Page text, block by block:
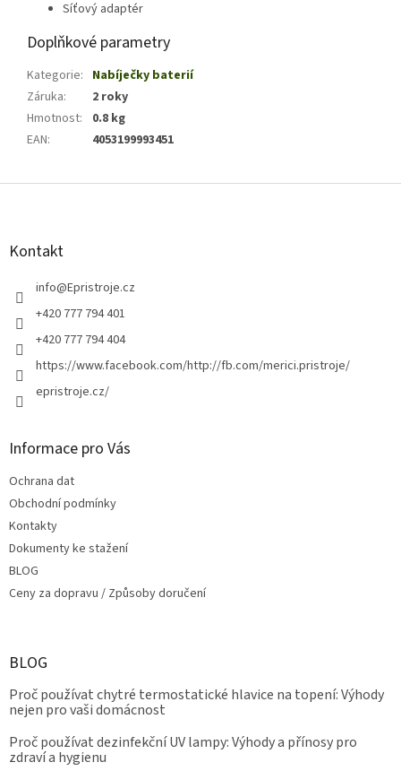
Síťový adaptér
Doplňkové parametry
Kategorie: Nabíječky baterií
Záruka:
2 roky
Hmotnost:
0.8 kg
EAN: 4053199993451
Z
Kontakt
info@Epristroje.cz
+420 777 794 401
+420 777 794 404
https://www.facebook.com/http://fb.com/merici.pristroje/
epristroje.cz/
Informace pro Vás
Ochrana dat
Obchodní podmínky
Kontakty
Dokumenty ke stažení
BLOG
Ceny za dopravu / Způsoby doručení
BLOG
Proč používat chytré termostatické hlavice na topení: Výhody
nejen pro vaši domácnost
Proč používat dezinfekční UV lampy: Výhody a přínosy pro
zdraví a hygienu